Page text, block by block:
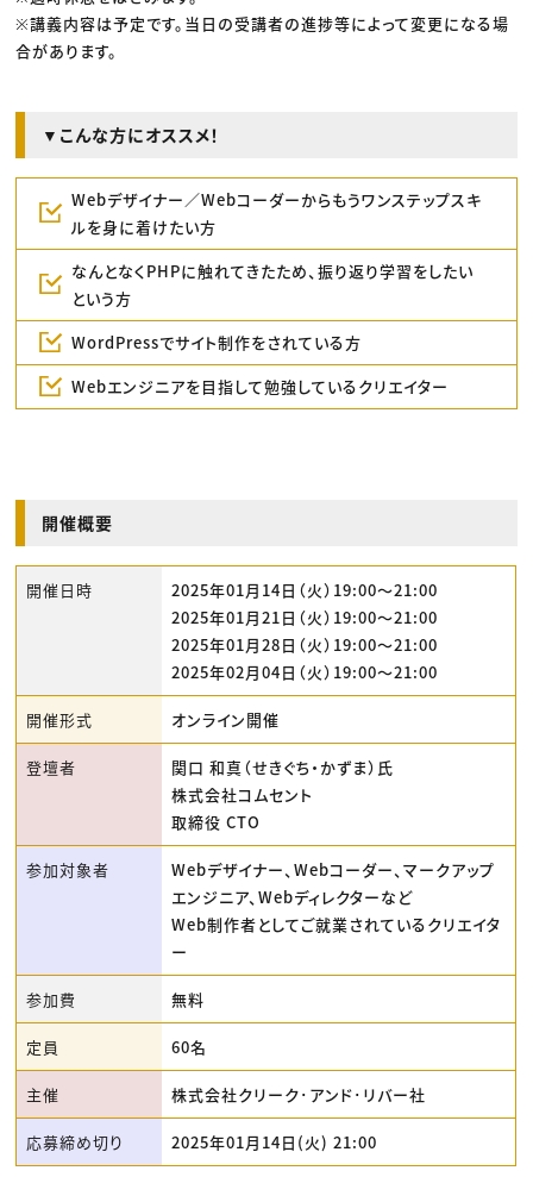
※講義内容は予定です。当日の受講者の進捗等によって変更になる場
合があります。
▼こんな方にオススメ！
Webデザイナー／Webコーダーからもうワンステップスキ
ルを身に着けたい方
なんとなくPHPに触れてきたため、振り返り学習をしたい
という方
WordPressでサイト制作をされている方
Webエンジニアを目指して勉強しているクリエイター
開催概要
開催日時
2025年01月14日（火）19:00〜21:00
2025年01月21日（火）19:00〜21:00
2025年01月28日（火）19:00〜21:00
2025年02月04日（火）19:00〜21:00
開催形式 オンライン開催
登壇者
関口 和真（せきぐち・かずま）氏
株式会社コムセント
取締役 CTO
参加対象者
Webデザイナー、Webコーダー、マークアップ
エンジニア、Webディレクターなど
Web制作者としてご就業されているクリエイタ
ー
参加費 無料
定員 60名
主催 株式会社クリーク･アンド･リバー社
応募締め切り 2025年01月14日(火) 21:00